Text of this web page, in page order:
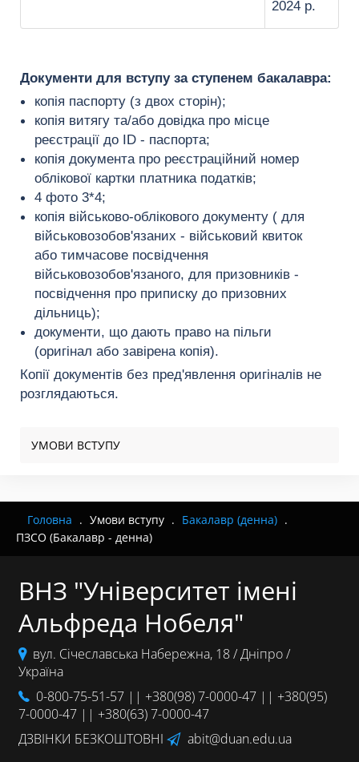
2024 р.
Документи для вступу за ступенем бакалавра:
копія паспорту (з двох сторін);
копія витягу та/або довідка про місце
реєстрації до ID - паспорта;
копія документа про реєстраційний номер
облікової картки платника податків;
4 фото 3*4;
копія військово-облікового документу ( для
військовозобов'язаних - військовий квиток
або тимчасове посвідчення
військовозобов'язаного, для призовників -
посвідчення про приписку до призовних
дільниць);
документи, що дають право на пільги
(оригінал або завірена копія).
Копії документів без пред'явлення оригіналів не
розглядаються.
УМОВИ ВСТУПУ
Головна . Умови вступу . Бакалавр (денна) .
ПЗСО (Бакалавр - денна)
ВНЗ "Університет імені
Альфреда Нобеля"
вул. Січеславська Набережна, 18 / Дніпро /
Україна
0-800-75-51-57 || +380(98) 7-0000-47 || +380(95)
7-0000-47 || +380(63) 7-0000-47
ДЗВІНКИ БЕЗКОШТОВНІ
abit@duan.edu.ua